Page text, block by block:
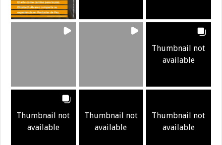
Thumbnail not
available
Thumbnail not
available
Thumbnail not
available
Thumbnail not
available